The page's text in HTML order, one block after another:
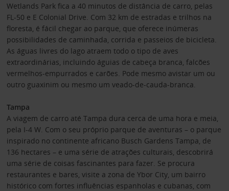
Wetlands Park fica a 40 minutos de distância de carro, pelas
FL-50 e E Colonial Drive. Com 32 km de estradas e trilhos na
floresta, é fácil chegar ao parque, que oferece inúmeras
possibilidades de caminhada, corrida e passeios de bicicleta.
As águas livres do lago atraem todo o tipo de aves
extraordinárias, incluindo águias de cabeça branca, falcões
vermelhos-empurrados e carões. Pode mesmo avistar um ou
outro guaxinim ou mesmo um veado-de-cauda-branca.
Tampa
A viagem de carro até Tampa dura cerca de uma hora e meia,
pela I-4 W. Com o seu próprio parque de aventuras – o parque
inspirado no continente africano Busch Gardens Tampa, de
136 hectares – e uma série de atrações culturais, descobrirá
uma série de coisas fascinantes para fazer. Se procura
restaurantes e bares, visite a zona de Ybor City, um bairro
histórico com fortes influências espanholas e cubanas, com